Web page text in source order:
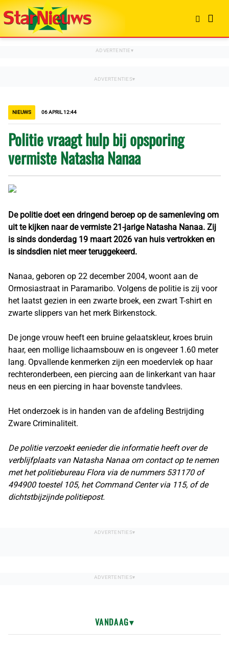
NIEUWS 06 APRIL 12:44
Politie vraagt hulp bij opsporing
vermiste Natasha Nanaa
De politie doet een dringend beroep op de samenleving om
uit te kijken naar de vermiste 21-jarige Natasha Nanaa. Zij
is sinds donderdag 19 maart 2026 van huis vertrokken en
is sindsdien niet meer teruggekeerd.
Nanaa, geboren op 22 december 2004, woont aan de
Ormosiastraat in Paramaribo. Volgens de politie is zij voor
het laatst gezien in een zwarte broek, een zwart T-shirt en
zwarte slippers van het merk Birkenstock.
De jonge vrouw heeft een bruine gelaatskleur, kroes bruin
haar, een mollige lichaamsbouw en is ongeveer 1.60 meter
lang. Opvallende kenmerken zijn een moedervlek op haar
rechteronderbeen, een piercing aan de linkerkant van haar
neus en een piercing in haar bovenste tandvlees.
Het onderzoek is in handen van de afdeling Bestrijding
Zware Criminaliteit.
De politie verzoekt eenieder die informatie heeft over de
verblijfplaats van Natasha Nanaa om contact op te nemen
met het politiebureau Flora via de nummers 531170 of
494900 toestel 105, het Command Center via 115, of de
dichtstbijzijnde politiepost.
VANDAAG